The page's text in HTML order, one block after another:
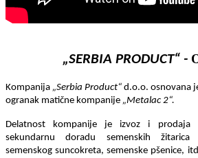
„SERBIA PRODUCT“ -
Kompanija „Serbia Product“ d.o.o. osnovana
ogranak matične kompanije „Metalac 2“.
Delatnost kompanije je izvoz i prodaja
sekundarnu doradu semenskih žitarica
semenskog suncokreta, semenske pšenice,